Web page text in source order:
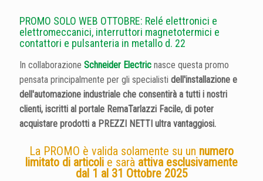
PROMO SOLO WEB OTTOBRE: Relé elettronici e
elettromeccanici, interruttori magnetotermici e
contattori e pulsanteria in metallo d. 22
In collaborazione Schneider Electric nasce questa promo
pensata principalmente per gli specialisti dell'installazione e
dell'automazione industriale che consentirà a tutti i nostri
clienti, iscritti al portale RemaTarlazzi Facile, di poter
acquistare prodotti a PREZZI NETTI ultra vantaggiosi.
La PROMO è valida solamente su un numero
limitato di articoli e sarà attiva esclusivamente
dal 1 al 31 Ottobre 2025